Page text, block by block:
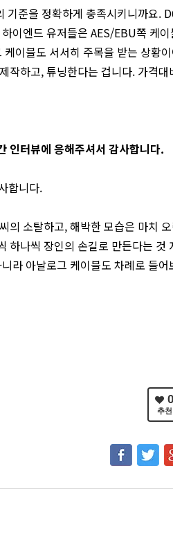
기준을 정확하게 충족시키니까요.
이엔드 유저들은 AES/EBU쪽 케
이블도 서서히 주목을 받는 상황
작하고, 튜닝한다는 겁니다. 가격
인터뷰에 응해주셔서 감사합니다.
합니다.
의 소탈하고, 해박한 모습은 마치
하나씩 장인의 손길로 만든다는
라 아날로그 케이블도 차례로 들
0
추천